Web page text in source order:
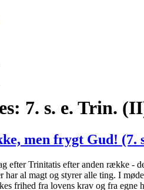
7. s. e. Trin.
men frygt Gud! (7.
efter Trinitatis efter anden række -
har al magt og styrer alle ting. I
frihed fra lovens krav og fra